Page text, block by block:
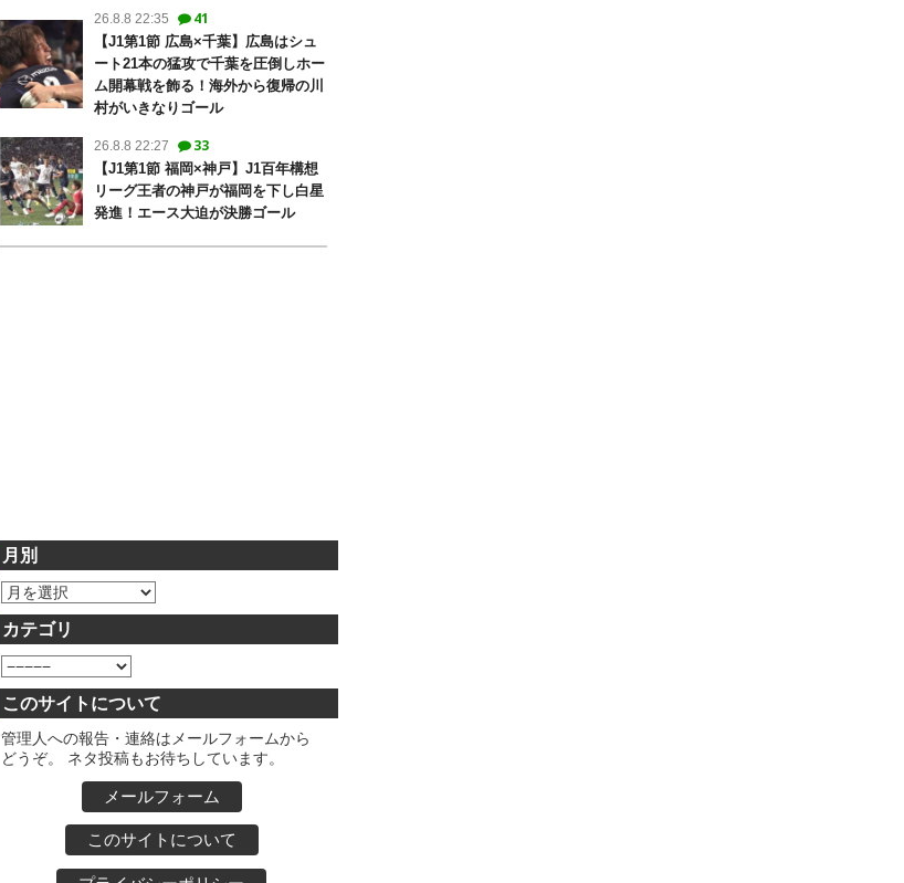
26.8.8 22:35 41
【J1第1節 広島×千葉】広島はシュ
ート21本の猛攻で千葉を圧倒しホー
ム開幕戦を飾る！海外から復帰の川
村がいきなりゴール
26.8.8 22:27 33
【J1第1節 福岡×神戸】J1百年構想
リーグ王者の神戸が福岡を下し白星
発進！エース大迫が決勝ゴール
月別
カテゴリ
このサイトについて
管理人への報告・連絡はメールフォームから
どうぞ。 ネタ投稿もお待ちしています。
メールフォーム
このサイトについて